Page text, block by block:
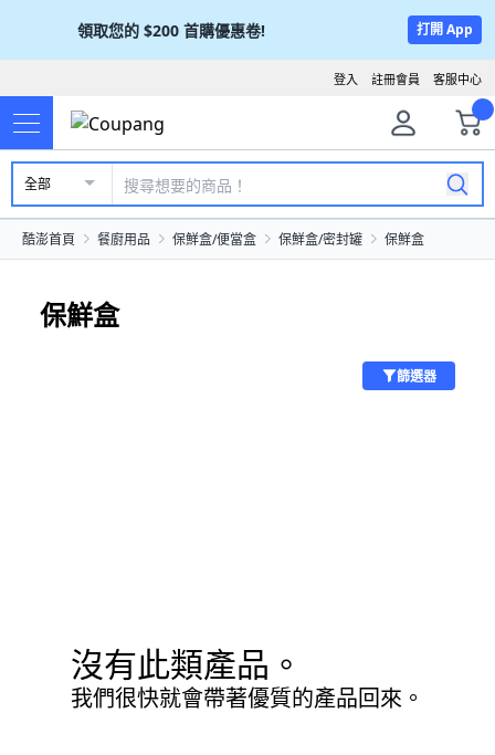
領取您的 $200 首購優惠卷! 打開 App
客服中心
註冊會員
登入
全部
酷澎首頁 餐廚用品 保鮮盒/便當盒 保鮮盒/密封罐 保鮮盒
保鮮盒
篩選器
沒有此類產品。
我們很快就會帶著優質的產品回來。